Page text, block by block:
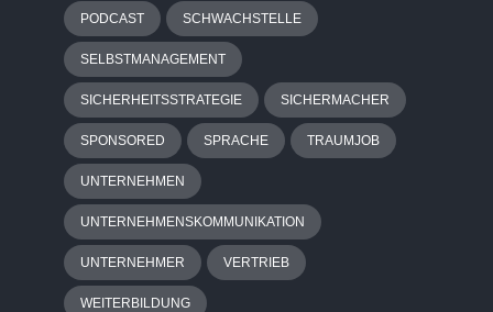
PODCAST SCHWACHSTELLE
SELBSTMANAGEMENT
SICHERHEITSSTRATEGIE SICHERMACHER
SPONSORED SPRACHE TRAUMJOB
UNTERNEHMEN
UNTERNEHMENSKOMMUNIKATION
UNTERNEHMER VERTRIEB
WEITERBILDUNG